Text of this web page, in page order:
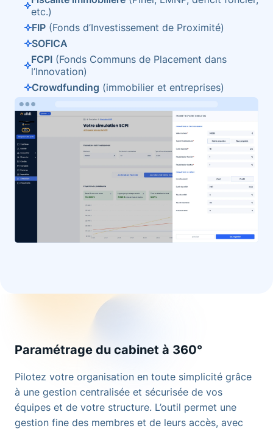
etc.)
FIP (Fonds d’Investissement de Proximité)
SOFICA
FCPI(Fonds Communs de Placement dans
l’Innovation)
Crowdfunding (immobilier et entreprises)
Paramétrage du cabinet à 360°
Pilotez votre organisation en toute simplicité grâce
à une gestion centralisée et sécurisée de vos
équipes et de votre structure. L’outil permet une
gestion fine des membres et de leurs accès, avec